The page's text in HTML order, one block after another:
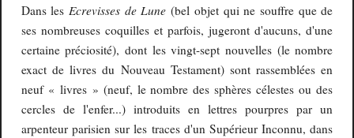
Dans les Ecrevisses de Lune(bel objet qui ne souffre que de
ses nombreuses coquilles et parfois, jugeront d'aucuns, d'une
certaine préciosité), dont les vingt-sept nouvelles (le nombre
exact de livres du Nouveau Testament) sont rassemblées en
neuf « livres » (neuf, le nombre des sphères célestes ou des
cercles de l'enfer...) introduits en lettres pourpres par un
arpenteur parisien sur les traces d'un Supérieur Inconnu, dans